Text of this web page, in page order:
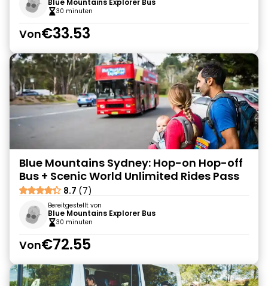
Blue Mountains Explorer Bus
30 minuten
Von€33.53
Blue Mountains Sydney: Hop-on Hop-off
Bus + Scenic World Unlimited Rides Pass
8.7 (7)
Bereitgestellt von
Blue Mountains Explorer Bus
30 minuten
Von€72.55